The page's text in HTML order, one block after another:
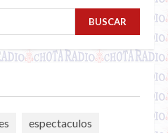
espectaculos